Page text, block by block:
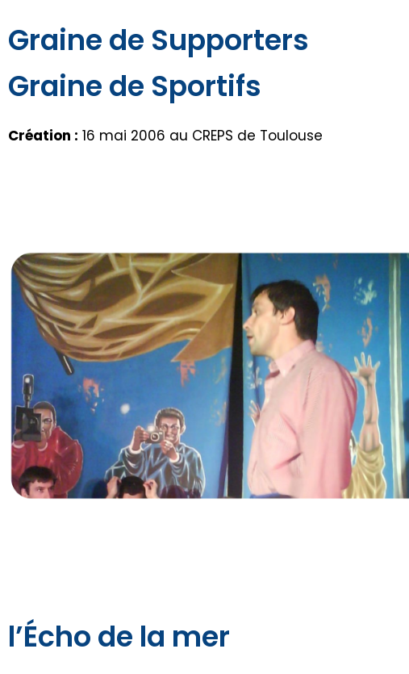
Graine de Supporters
Graine de Sportifs
Création : 16 mai 2006 au CREPS de Toulouse
l’Écho de la mer